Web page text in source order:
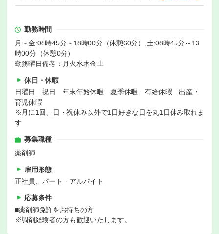
勤務時間
月～金:08時45分～18時00分（休憩60分）,土:08時45分～13
時00分（休憩0分）
勤務曜日備考：月火水木金土
休日・休暇
日曜日 祝日 年末年始休暇 夏季休暇 有給休暇 出産・
育児休暇
※月に1回、日・祝休み以外で1日好きな日を丸1日休み取れま
す
募集職種
薬剤師
雇用形態
正社員、パート・アルバイト
応募条件
■薬剤師免許をお持ちの方
※調剤経験者の方も歓迎いたします。